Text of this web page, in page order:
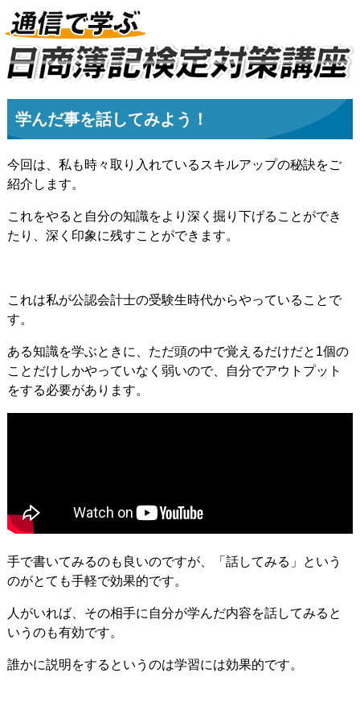
学んだ事を話してみよう！
今回は、私も時々取り入れているスキルアップの秘訣をご
紹介します。
これをやると自分の知識をより深く掘り下げることができ
たり、深く印象に残すことができます。
これは私が公認会計士の受験生時代からやっていることで
す。
ある知識を学ぶときに、ただ頭の中で覚えるだけだと1個の
ことだけしかやっていなく弱いので、自分でアウトプット
をする必要があります。
手で書いてみるのも良いのですが、「話してみる」という
のがとても手軽で効果的です。
人がいれば、その相手に自分が学んだ内容を話してみると
いうのも有効です。
誰かに説明をするというのは学習には効果的です。